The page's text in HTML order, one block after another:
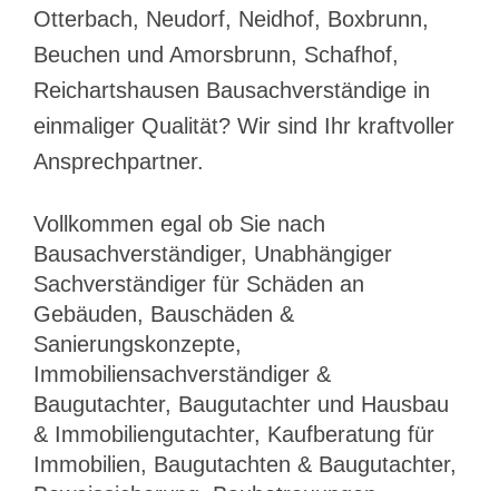
Otterbach, Neudorf, Neidhof, Boxbrunn,
Beuchen und Amorsbrunn, Schafhof,
Reichartshausen Bausachverständige in
einmaliger Qualität? Wir sind Ihr kraftvoller
Ansprechpartner.
Vollkommen egal ob Sie nach
Bausachverständiger, Unabhängiger
Sachverständiger für Schäden an
Gebäuden, Bauschäden &
Sanierungskonzepte,
Immobiliensachverständiger &
Baugutachter, Baugutachter und Hausbau
& Immobiliengutachter, Kaufberatung für
Immobilien, Baugutachten & Baugutachter,